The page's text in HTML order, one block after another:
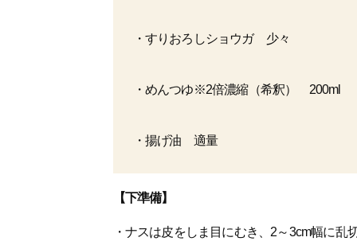
・すりおろしショウガ 少々
・めんつゆ※2倍濃縮（希釈） 200ml
・揚げ油 適量
【下準備】
・ナスは皮をしま目にむき、2～3cm幅に